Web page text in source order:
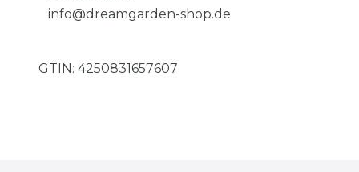
info@dreamgarden-shop.de
GTIN: 4250831657607